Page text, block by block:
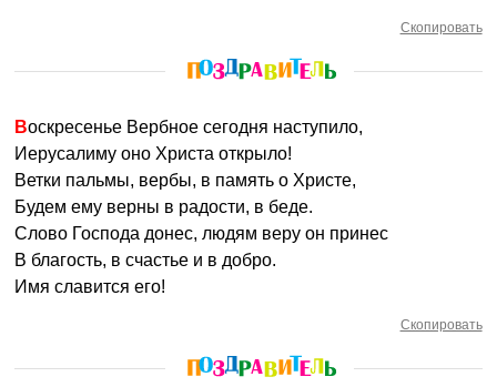
Скопировать
Воскресенье Вербное сегодня наступило,
Иерусалиму оно Христа открыло!
Ветки пальмы, вербы, в память о Христе,
Будем ему верны в радости, в беде.
Слово Господа донес, людям веру он принес
В благость, в счастье и в добро.
Имя славится его!
Скопировать